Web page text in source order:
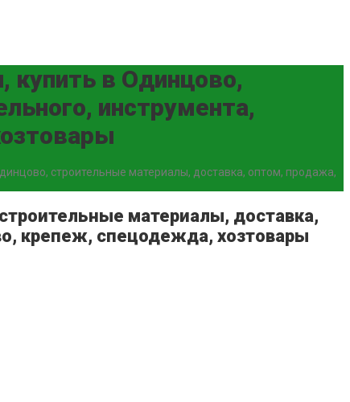
купить в Одинцово,
инструмента,
строительные материалы, доставка, оптом, продажа,
материалы, доставка,
крепеж, спецодежда, хозтовары